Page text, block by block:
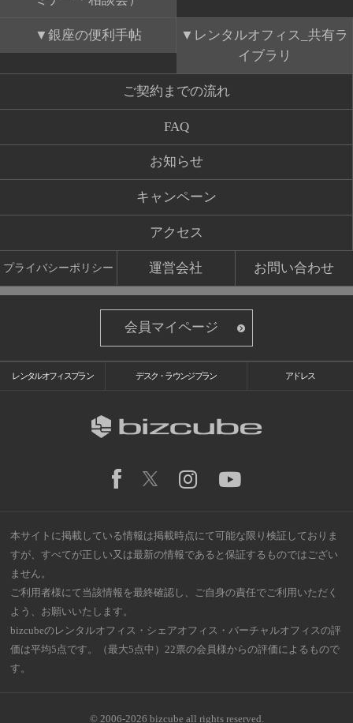
銀座の便利手帖
レンタルオフィス_共有ラ
イブラリ
ご契約までの流れ
FAQ
お知らせ
キャンペーン
アクセス
プライバシーポリシー 運営会社 お問い合わせ
会員マイページ
レンタルオフィスプラン デスク・ラウンジプラン アドレス
本サイトに掲載している情報は掲載時点にて可能な限り検証しておりま
すが、すべてが正しい又は最新の情報であると保証するものではござい
ません。
ご利用者様にて当該情報を最終確認し、ご自身の責任でご利用いただく
よう、お願いいたします。
bizcubeのレンタルオフィス・シェアオフィス・バーチャルオフィスの評
価は平均5点です。（最大5点中）22票の会員様からの評価によるもので
す。
© 2006-2026 bizcube all rights reserved.